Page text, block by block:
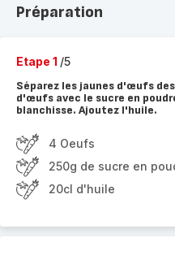
Préparation
Etape 1 /5
Séparez les jaunes d'œufs
d'œufs avec le sucre en
blanchisse. Ajoutez l'huile.
4 Oeufs
250g de sucre en
20cl d'huile